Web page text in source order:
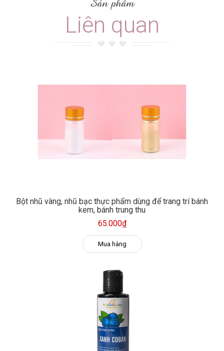
Liên quan
Bột nhũ vàng, nhũ bạc thực phẩm dùng để trang trí bánh
kem, bánh trung thu
65.000₫
Mua hàng